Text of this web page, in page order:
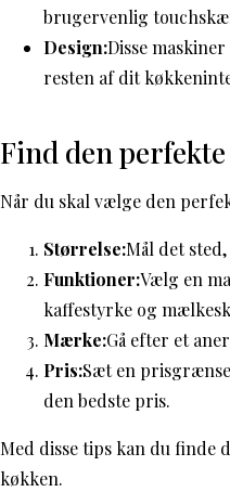
brugervenlig
Design:Disse
resten af dit
Find den
Når du skal vælge den
Størrelse:Mål det
Funktioner:Vælg en
kaffestyrke og
Mærke:Gå efter et
Pris:Sæt en
den bedste pris.
Med disse tips kan du finde
køkken.